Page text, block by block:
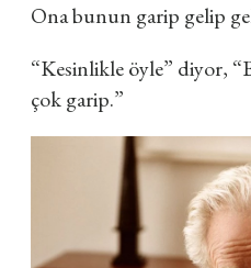
Ona bunun garip gelip
“Kesinlikle öyle” diyor,
çok garip.”